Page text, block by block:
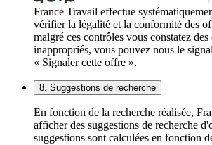
France Travail effectue
vérifier la légalité et la conformité des
malgré ces contrôles vous constatez des
inappropriés, vous pouvez nous le
« Signaler cette offre ».
8. Suggestions de recherche
En fonction de la recherche réalisée,
afficher des suggestions de recherche
suggestions sont calculées en fonction